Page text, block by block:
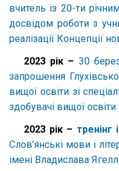
вчитель із 20-ти
досвідом роботи з
реалізації Концепції
2023 рік – 30
запрошення
вищої освіти зі
здобувачі вищої
2023 рік –
Слов’янські мови і
імені Владислава